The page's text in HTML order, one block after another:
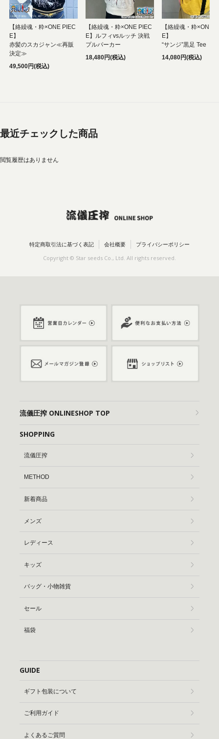
【絡繰魂・粋×ONE PIEC
E】
赤髪のスカジャン≪再販
決定≫
49,500円(税込)
【絡繰魂・粋×ONE PIEC
E】ルフィvsルッチ 決戦
プルパーカー
18,480円(税込)
【絡繰魂・粋×ONE
E】
“サンジ”黒足 Tee
14,080円(税込)
最近チェックした商品
閲覧履歴はありません
特定商取引法に基づく表記 会社概要 プライバシーポリシー
Copyright © Star seeds Co., Ltd. All rights reserved.
流儀圧搾 ONLINESHOP TOP
SHOPPING
流儀圧搾
METHOD
新着商品
メンズ
レディース
キッズ
バッグ・小物雑貨
セール
福袋
GUIDE
ギフト包装について
ご利用ガイド
よくあるご質問